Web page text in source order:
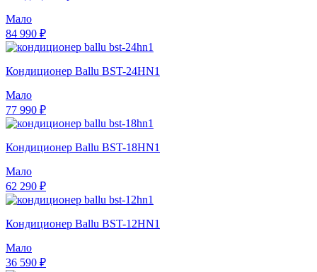
Мало
84 990 ₽
Кондиционер Ballu BST-24HN1
Мало
77 990 ₽
Кондиционер Ballu BST-18HN1
Мало
62 290 ₽
Кондиционер Ballu BST-12HN1
Мало
36 590 ₽